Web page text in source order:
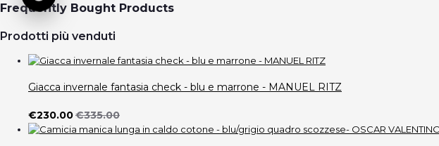
Frequently Bought Products
Prodotti più venduti
Giacca invernale fantasia check - blu e marrone - MANUEL RITZ
€230.00€335.00